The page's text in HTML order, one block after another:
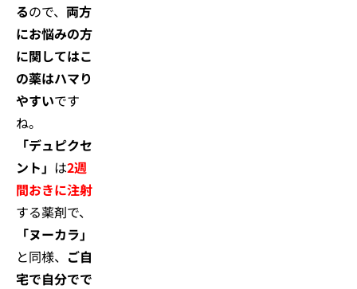
るので、 両方
にお悩みの方
に関してはこ
の薬はハマり
やすいです
ね。
「デュピクセ
ント」 は2週
間おきに注射
する薬剤で、
「ヌーカラ」
と同様、 ご自
宅で自分でで